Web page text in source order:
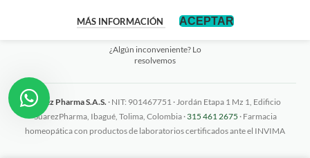
MÁS INFORMACIÓN ACEPTAR
↩️
¿Algún inconveniente? Lo
resolvemos
Suarez Pharma S.A.S. · NIT: 901467751 · Jordán Etapa 1 Mz 1, Edificio
SuarezPharma, Ibagué, Tolima, Colombia · 315 461 2675 · Farmacia
homeopática con productos de laboratorios certificados ante el INVIMA